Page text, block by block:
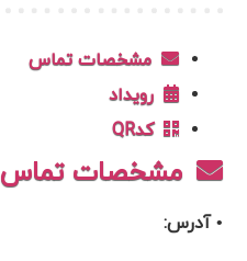
مشخصات تماس
رویداد
کدQR
مشخصات تماس
• آدرس: